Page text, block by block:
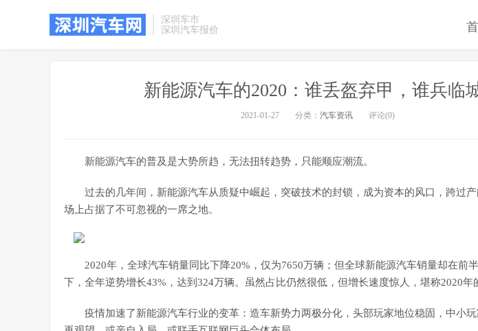
深圳车市
深圳汽车报价
新能源汽车的2020：谁丢盔弃甲，谁兵临
2021-01-27 分类： 汽车资讯 评论(0)
新能源汽车的普及是大势所趋，无法扭转趋势，只能顺应潮流。
过去的几年间，新能源汽车从质疑中崛起，突破技术的封锁，成为资本的风口，跨过
场上占据了不可忽视的一席之地。
2020年，全球汽车销量同比下降20%，仅为7650万辆；但全球新能源汽车销量却在前
下，全年逆势增长43%，达到324万辆。虽然占比仍然很低，但增长速度惊人，堪称2020年
疫情加速了新能源汽车行业的变革：造车新势力两极分化，头部玩家地位稳固，中小